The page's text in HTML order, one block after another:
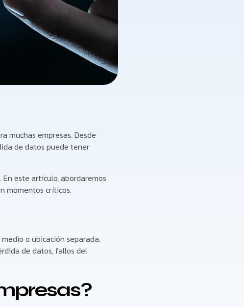
muchas empresas. Desde
de datos puede tener
este artículo, abordaremos
momentos críticos.
o ubicación separada.
de datos, fallos del